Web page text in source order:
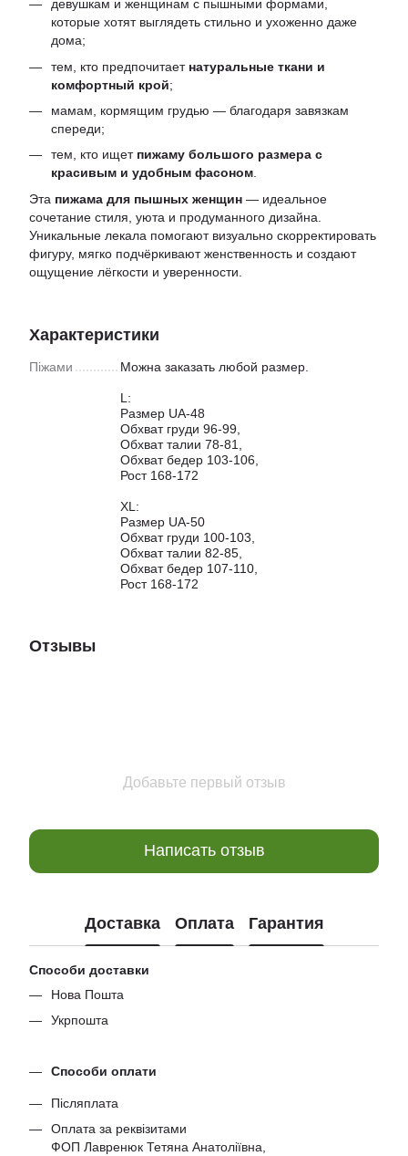
девушкам и женщинам с пышными формами,
которые хотят выглядеть стильно и ухоженно даже
дома;
тем, кто предпочитает натуральные ткани и
комфортный крой;
мамам, кормящим грудью — благодаря завязкам
спереди;
тем, кто ищет пижаму большого размера с
красивым и удобным фасоном.
Эта пижама для пышных женщин — идеальное
сочетание стиля, уюта и продуманного дизайна.
Уникальные лекала помогают визуально скорректировать
фигуру, мягко подчёркивают женственность и создают
ощущение лёгкости и уверенности.
Характеристики
Піжами Можна заказать любой размер.
L:
Размер UA-48
Обхват груди 96-99,
Обхват талии 78-81,
Обхват бедер 103-106,
Рост 168-172
XL:
Размер UA-50
Обхват груди 100-103,
Обхват талии 82-85,
Обхват бедер 107-110,
Рост 168-172
Отзывы
Добавьте первый отзыв
Написать отзыв
Доставка Оплата Гарантия
Способи доставки
Нова Пошта
Укрпошта
Способи оплати
Післяплата
Оплата за реквізитами
ФОП Лавренюк Тетяна Анатоліївна,